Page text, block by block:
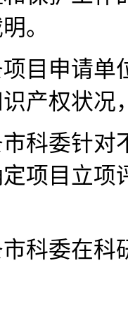
。
申请单
产权状况
委针对
项目立项
委在科